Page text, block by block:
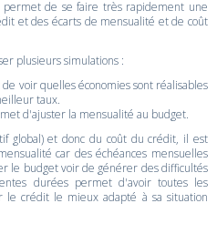
de se faire très rapidement une
et des écarts de mensualité et de coût
plusieurs simulations :
voir quelles économies sont réalisables
taux.
d'ajuster la mensualité au budget.
global) et donc du coût du crédit, il est
car des échéances mensuelles
le budget voir de générer des difficultés
durées permet d'avoir toutes les
le crédit le mieux adapté à sa situation